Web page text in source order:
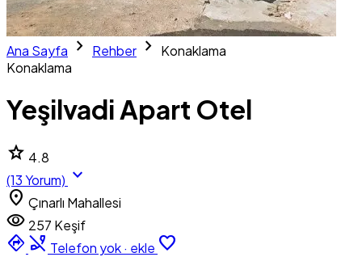
Ana Sayfa chevron_right Rehber chevron_right Konaklama
Konaklama
Yeşilvadi Apart Otel
star 4.8
(13 Yorum) expand_more
location_on Çınarlı Mahallesi
visibility 257 Keşif
directions phone_disabled Telefon yok · ekle favorite_border